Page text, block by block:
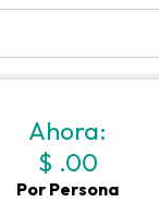
Ahora:
$ .00
Por Persona